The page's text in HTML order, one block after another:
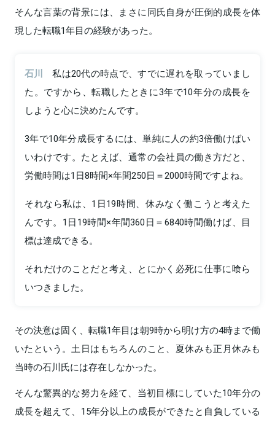
そんな言葉の背景には、まさに同氏自身が圧倒的成長を体
現した転職1年目の経験があった。
石川
私は20代の時点で、すでに遅れを取っていまし
た。ですから、転職したときに3年で10年分の成長を
しようと心に決めたんです。
3年で10年分成長するには、単純に人の約3倍働けばい
いわけです。たとえば、通常の会社員の働き方だと、
労働時間は1日8時間×年間250日＝2000時間ですよね。
それなら私は、1日19時間、休みなく働こうと考えた
んです。1日19時間×年間360日＝6840時間働けば、目
標は達成できる。
それだけのことだと考え、とにかく必死に仕事に喰ら
いつきました。
その決意は固く、転職1年目は朝9時から明け方の4時まで働
いたという。土日はもちろんのこと、夏休みも正月休みも
当時の石川氏には存在しなかった。
そんな驚異的な努力を経て、当初目標にしていた10年分の
成長を超えて、15年分以上の成長ができたと自負している